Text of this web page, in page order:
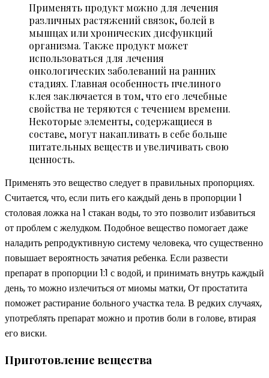
Применять продукт можно для лечения
различных растяжений связок, болей в
мышцах или хронических дисфункций
организма. Также продукт может
использоваться для лечения
онкологических заболеваний на ранних
стадиях. Главная особенность пчелиного
клея заключается в том, что его лечебные
свойства не теряются с течением времени.
Некоторые элементы, содержащиеся в
составе, могут накапливать в себе больше
питательных веществ и увеличивать свою
ценность.
Применять это вещество следует в правильных пропорциях.
Считается, что, если пить его каждый день в пропорции 1
столовая ложка на 1 стакан воды, то это позволит избавиться
от проблем с желудком. Подобное вещество помогает даже
наладить репродуктивную систему человека, что существенно
повышает вероятность зачатия ребенка. Если развести
препарат в пропорции 1:1 с водой, и принимать внутрь каждый
день, то можно излечиться от миомы матки, От простатита
поможет растирание больного участка тела. В редких случаях,
употреблять препарат можно и против боли в голове, втирая
его виски.
Приготовление вещества